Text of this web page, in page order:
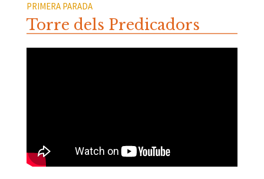
PRIMERA PARADA
Torre dels Predicadors